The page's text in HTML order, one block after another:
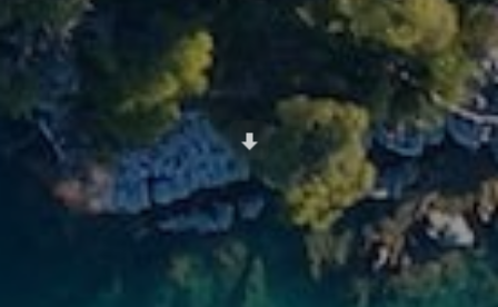
Scroll